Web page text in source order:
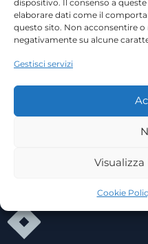
dispositivo. Il consenso a
elaborare dati come il
questo sito. Non acconsentire
negativamente su alcune
Gestisci servizi
Cookie
T. +39
M.
10/11,
ORARI
Apertura 12:30 –